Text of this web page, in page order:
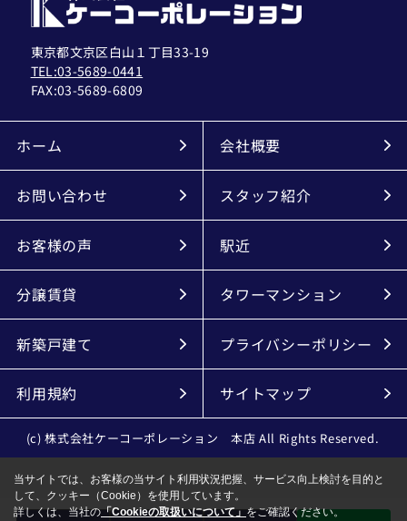
東京都文京区白山１丁目33-19
TEL:03-5689-0441
FAX:03-5689-6809
ホーム 会社概要
お問い合わせ スタッフ紹介
お客様の声 駅近
分譲賃貸 タワーマンション
新築戸建て プライバシーポリシー
利用規約 サイトマップ
(c) 株式会社ケーコーポレーション 本店 All Rights Reserved.
当サイトでは、お客様の当サイト利用状況把握、サービス向上検討を目的と
して、クッキー（Cookie）を使用しています。
詳しくは、当社の「Cookieの取扱いについて」をご確認ください。